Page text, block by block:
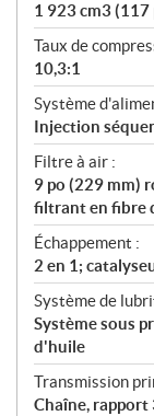
1 923 cm3 (117
Taux de
10,3:1
Système
Injection
Filtre à air :
9 po (229 mm)
filtrant en fibre
Échappement :
2 en 1;
Système de
Système sous
d'huile
Transmission
Chaîne,